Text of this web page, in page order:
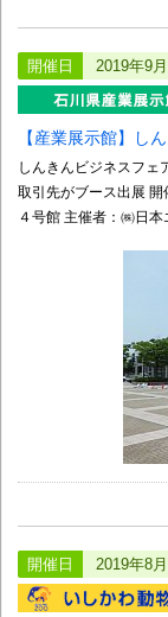
開催日 2019年9
【産業展示館】し
しんきんビジネスフ
取引先がブース出展
４号館 主催者：㈱日
開催日 2019年8